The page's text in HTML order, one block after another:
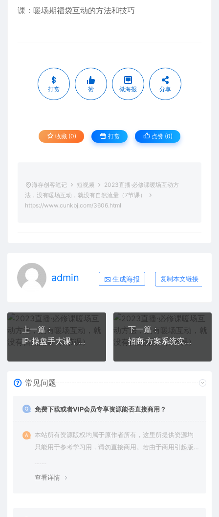
课：暖场期福袋互动的方法和技巧
打赏 赞 微海报 分享
收藏 (0) 打赏 点赞 (0)
海存创客笔记 短视频
2023直播·必修课暖场互动方
法，没有暖场互动，就没有自然流量（7节课）
https://www.cunkbj.com/3606.html
admin 生成海报 复制本文链接
上一篇：
IP-操盘手大课，帮助1000位老板建立自己的流量团队（13节课）
下一篇：
招商·方案系统实战班：让你获取更多客户，更大市场，更持续的出货量(27节)
常见问题
免费下载或者VIP会员专享资源能否直接商用？
本站所有资源版权均属于原作者所有，这里所提供资源均
只能用于参考学习用，请勿直接商用。若由于商用引起版
查看详情